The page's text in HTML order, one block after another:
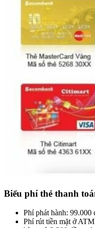
Biểu phí thẻ thanh
Phí phát hành: 99.000
Phí rút tiền mặt ở